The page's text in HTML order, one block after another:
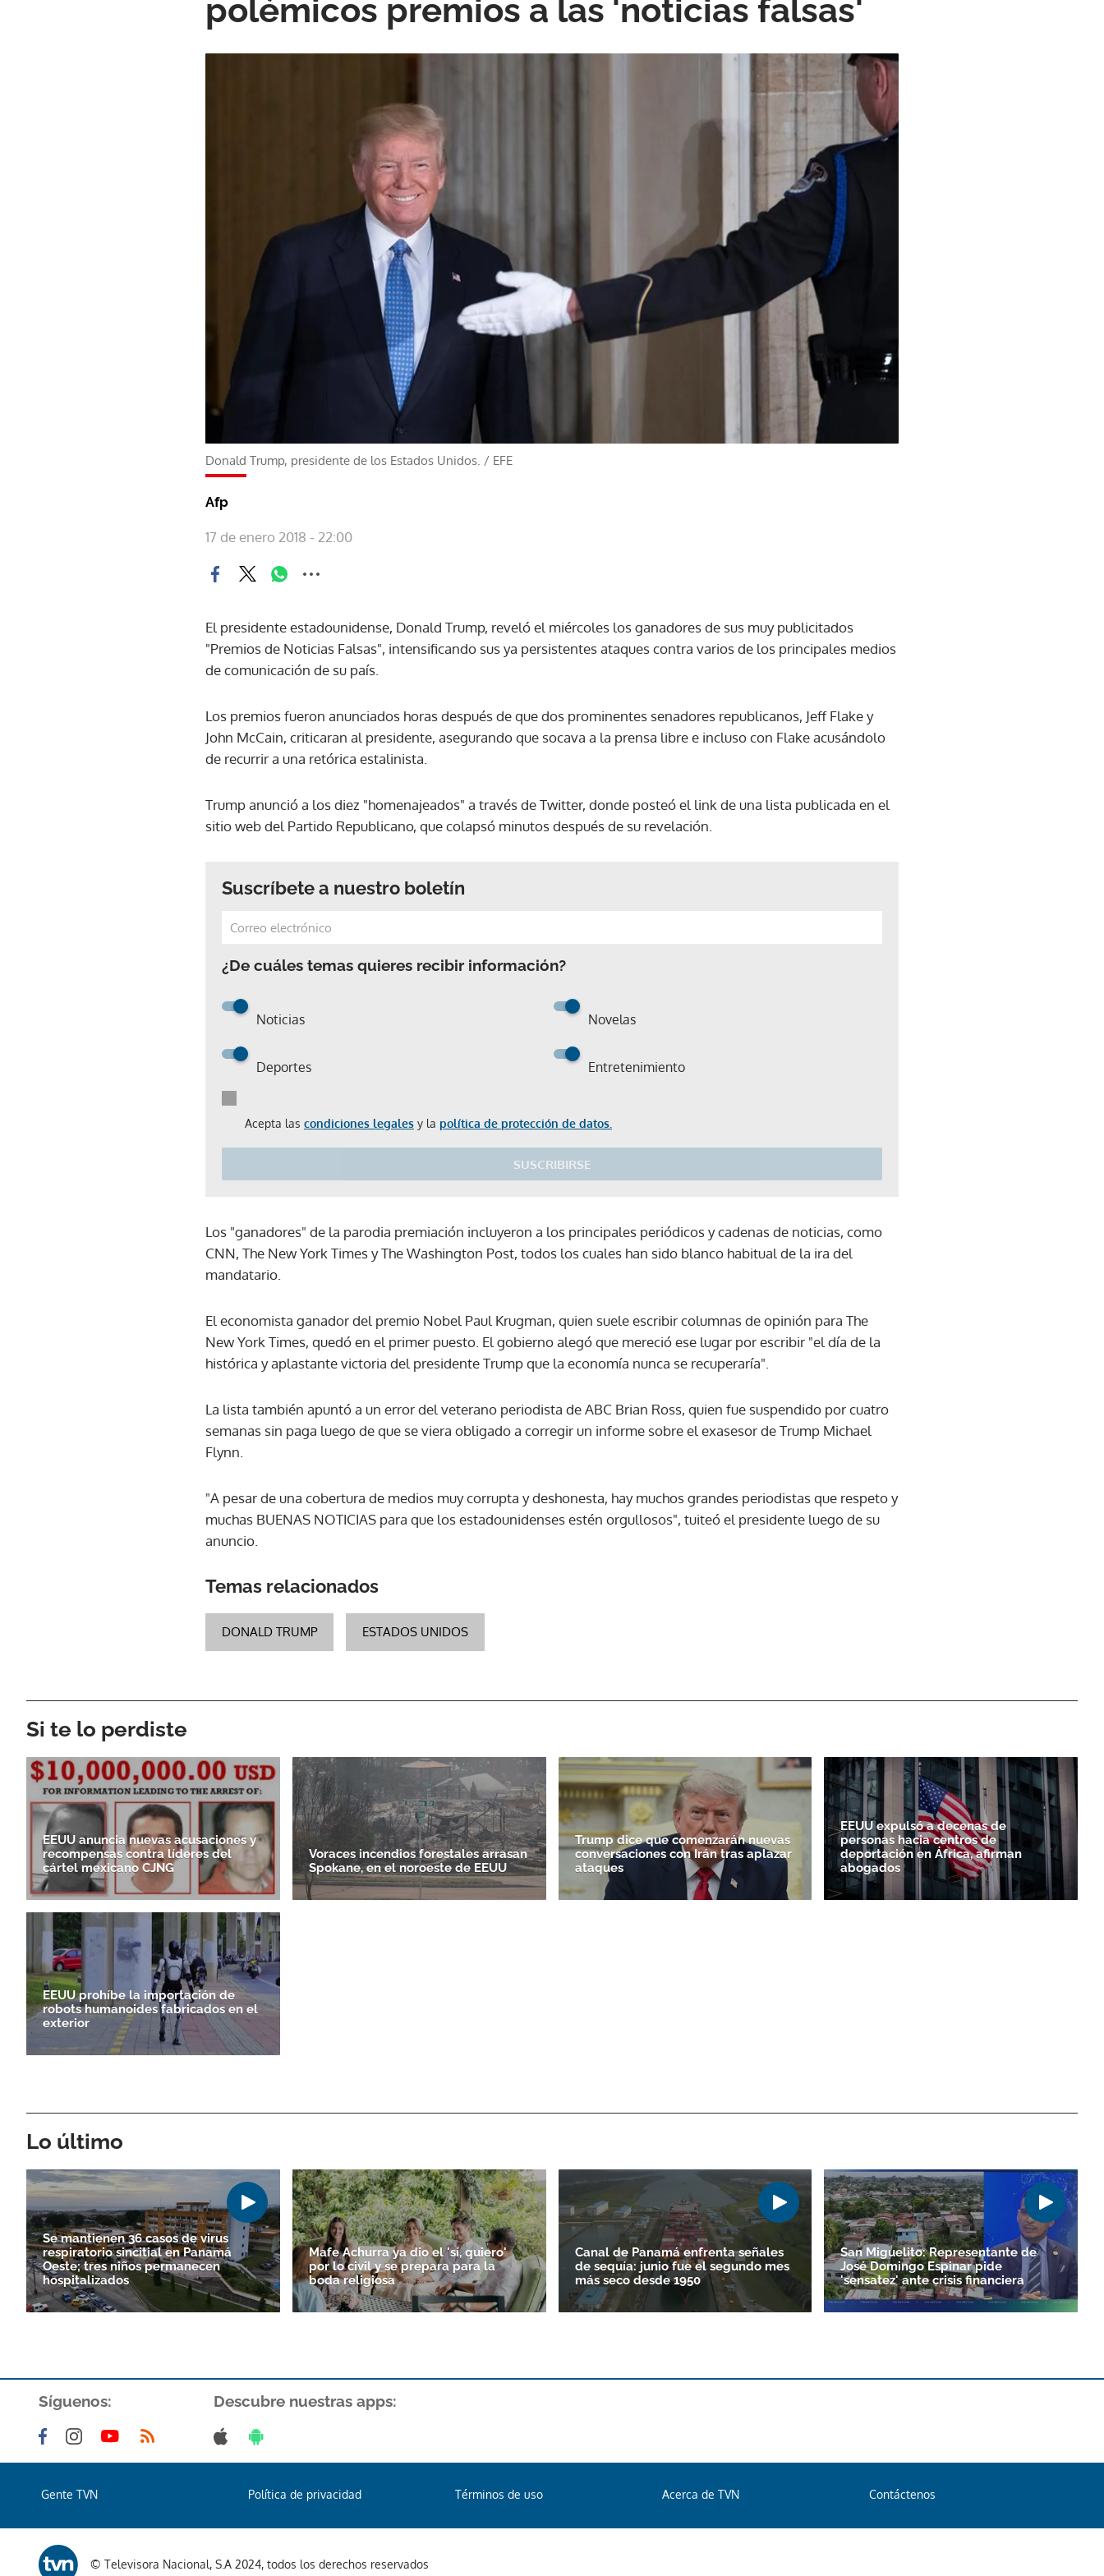
polémicos premios a las 'noticias falsas'
Donald Trump, presidente de los Estados Unidos. / EFE
Afp
17 de enero 2018 - 22:00
El presidente estadounidense, Donald Trump, reveló el miércoles los ganadores de sus muy publicitados
"Premios de Noticias Falsas", intensificando sus ya persistentes ataques contra varios de los principales medios
de comunicación de su país.
Los premios fueron anunciados horas después de que dos prominentes senadores republicanos, Jeff Flake y
John McCain, criticaran al presidente, asegurando que socava a la prensa libre e incluso con Flake acusándolo
de recurrir a una retórica estalinista.
Trump anunció a los diez "homenajeados" a través de Twitter, donde posteó el link de una lista publicada en el
sitio web del Partido Republicano, que colapsó minutos después de su revelación.
Suscríbete a nuestro boletín
¿De cuáles temas quieres recibir información?
Noticias Novelas
Deportes Entretenimiento
Acepta las condiciones legales y la política de protección de datos.
SUSCRIBIRSE
ACEPTAR
Los "ganadores" de la parodia premiación incluyeron a los principales periódicos y cadenas de noticias, como
CNN, The New York Times y The Washington Post, todos los cuales han sido blanco habitual de la ira del
mandatario.
El economista ganador del premio Nobel Paul Krugman, quien suele escribir columnas de opinión para The
New York Times, quedó en el primer puesto. El gobierno alegó que mereció ese lugar por escribir "el día de la
histórica y aplastante victoria del presidente Trump que la economía nunca se recuperaría".
La lista también apuntó a un error del veterano periodista de ABC Brian Ross, quien fue suspendido por cuatro
semanas sin paga luego de que se viera obligado a corregir un informe sobre el exasesor de Trump Michael
Flynn.
"A pesar de una cobertura de medios muy corrupta y deshonesta, hay muchos grandes periodistas que respeto y
muchas BUENAS NOTICIAS para que los estadounidenses estén orgullosos", tuiteó el presidente luego de su
anuncio.
Temas relacionados
DONALD TRUMP ESTADOS UNIDOS
Si te lo perdiste
EEUU anuncia nuevas acusaciones y
recompensas contra líderes del
cártel mexicano CJNG
Voraces incendios forestales arrasan
Spokane, en el noroeste de EEUU
Trump dice que comenzarán nuevas
conversaciones con Irán tras aplazar
ataques
EEUU expulsó a decenas de
personas hacia centros de
deportación en África, afirman
abogados
EEUU prohíbe la importación de
robots humanoides fabricados en el
exterior
Lo último
Se mantienen 36 casos de virus
respiratorio sincitial en Panamá
Oeste; tres niños permanecen
hospitalizados
Mafe Achurra ya dio el 'sí, quiero'
por lo civil y se prepara para la
boda religiosa
Canal de Panamá enfrenta señales
de sequía: junio fue el segundo mes
más seco desde 1950
San Miguelito: Representante de
José Domingo Espinar pide
'sensatez' ante crisis financiera
Síguenos: Descubre nuestras apps:
Gente TVN Política de privacidad Términos de uso Acerca de TVN Contáctenos
© Televisora Nacional, S.A 2024, todos los derechos reservados